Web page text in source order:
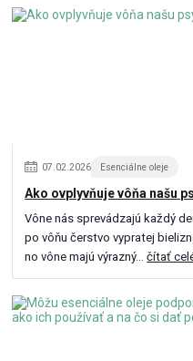
07.02.2026 Esenciálne oleje
Ako ovplyvňuje vôňa našu
Vône nás sprevádzajú každý
po vôňu čerstvo vypratej
no vône majú výrazný...čítať